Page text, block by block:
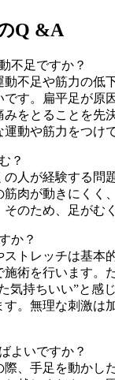
Q &A
不足ですか？
動不足や筋力の低
です。扁平足が原
みをとることを先
動や筋力をつけ
？
の人が経験する問
筋肉が動きにくく
のため、足がむ
か？
ストレッチは基本
施術を行います。
気持ちいい”と感
す。無理な刺激は
よいですか？
際、手足を動かし